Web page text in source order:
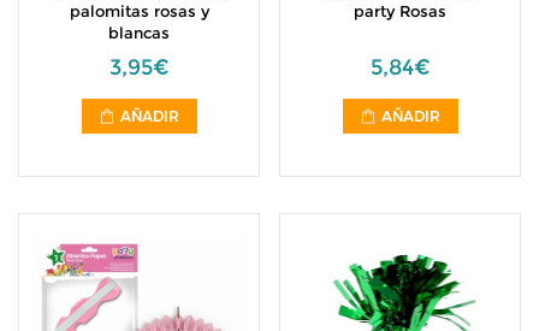
palomitas rosas y
blancas
3,95€
AÑADIR
party Rosas
5,84€
AÑADIR